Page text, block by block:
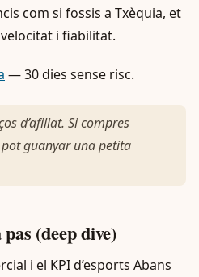
com si fossis a Txèquia, et
i fiabilitat.
— 30 dies sense risc.
d’afiliat. Si compres
guanyar una petita
(deep dive)
i el KPI d’esports Abans